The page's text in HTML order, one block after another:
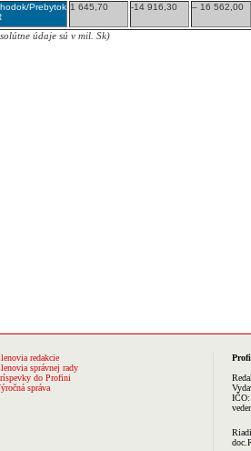
Prebytok 1 645,70 -14 916,30 – 16 562,00
údaje sú v mil. Sk)
redakcie
správnej rady
do Profini
správa